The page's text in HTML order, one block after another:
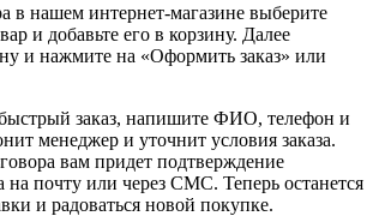
в нашем интернет-магазине выберите
и добавьте его в корзину. Далее
и нажмите на «Оформить заказ» или
заказ, напишите ФИО, телефон и
менеджер и уточнит условия заказа.
вам придет подтверждение
на почту или через СМС. Теперь останется
и радоваться новой покупке.